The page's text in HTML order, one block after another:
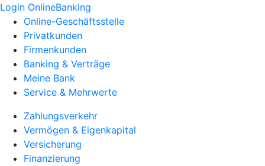
Login OnlineBanking
Online-Geschäftsstelle
Privatkunden
Firmenkunden
Banking & Verträge
Meine Bank
Service & Mehrwerte
Zahlungsverkehr
Vermögen & Eigenkapital
Versicherung
Finanzierung